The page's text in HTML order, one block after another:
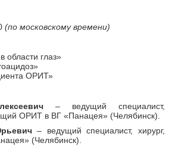
(по московскому времени)
области глаз»
ОРИТ»
– ведущий специалист,
ОРИТ в ВГ «Панацея» (Челябинск).
– ведущий специалист, хирург,
(Челябинск).